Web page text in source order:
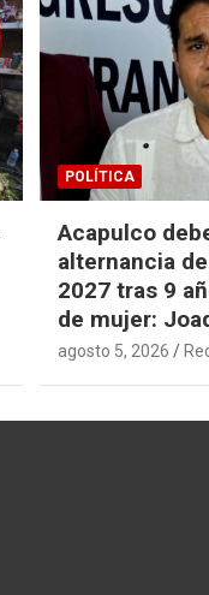
POLÍTICA
Acapulco
alternancia
2027 tras 9
de mujer:
agosto 5, 2026